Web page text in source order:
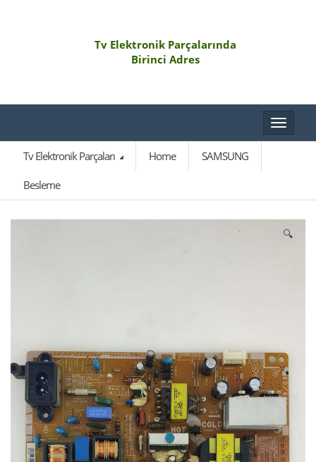
Tv Elektronik Parçalarında
Birinci Adres
Toggle
Tv Elektronik Parçaları
Home SAMSUNG
Besleme
🔍